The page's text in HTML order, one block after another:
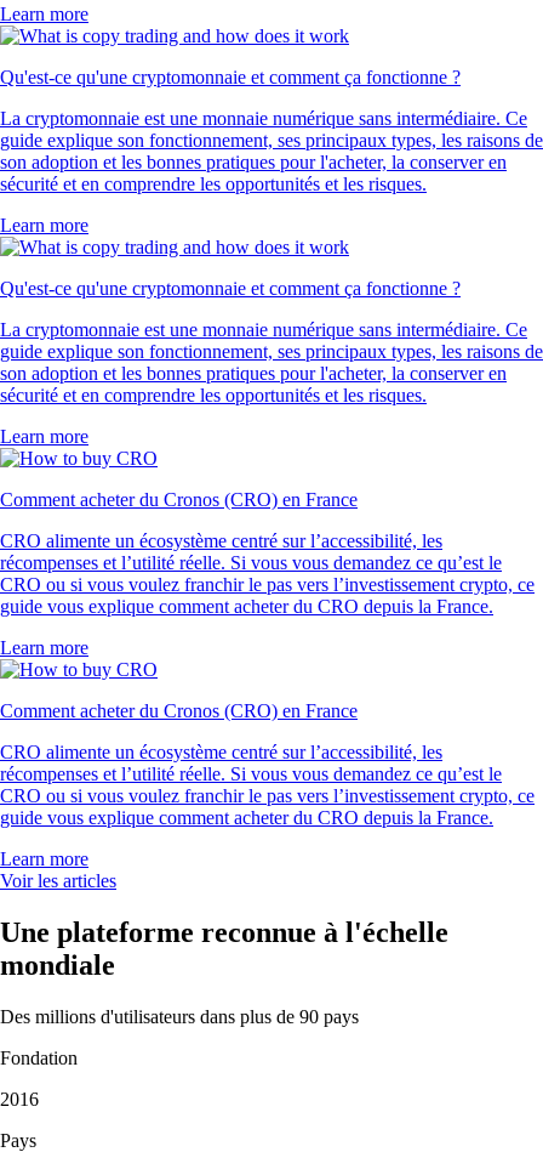
Learn more
Qu'est-ce qu'une cryptomonnaie et comment ça fonctionne ?
La cryptomonnaie est une monnaie numérique sans intermédiaire. Ce
guide explique son fonctionnement, ses principaux types, les raisons de
son adoption et les bonnes pratiques pour l'acheter, la conserver en
sécurité et en comprendre les opportunités et les risques.
Learn more
Qu'est-ce qu'une cryptomonnaie et comment ça fonctionne ?
La cryptomonnaie est une monnaie numérique sans intermédiaire. Ce
guide explique son fonctionnement, ses principaux types, les raisons de
son adoption et les bonnes pratiques pour l'acheter, la conserver en
sécurité et en comprendre les opportunités et les risques.
Learn more
Comment acheter du Cronos (CRO) en France
CRO alimente un écosystème centré sur l’accessibilité, les
récompenses et l’utilité réelle. Si vous vous demandez ce qu’est le
CRO ou si vous voulez franchir le pas vers l’investissement crypto, ce
guide vous explique comment acheter du CRO depuis la France.
Learn more
Comment acheter du Cronos (CRO) en France
CRO alimente un écosystème centré sur l’accessibilité, les
récompenses et l’utilité réelle. Si vous vous demandez ce qu’est le
CRO ou si vous voulez franchir le pas vers l’investissement crypto, ce
guide vous explique comment acheter du CRO depuis la France.
Learn more
Voir les articles
Une plateforme reconnue à l'échelle
mondiale
Des millions d'utilisateurs dans plus de 90 pays
Fondation
2016
Pays